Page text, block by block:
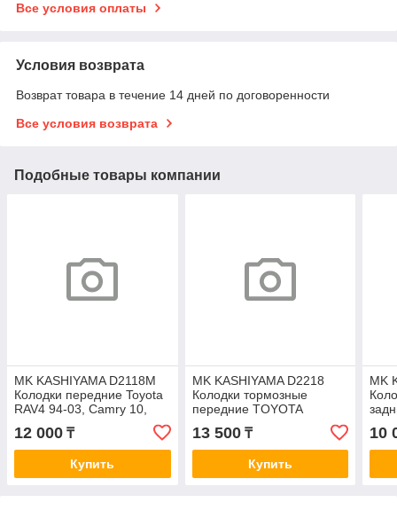
Все условия оплаты
Условия возврата
Возврат товара в течение 14 дней по договоренности
Все условия возврата
Подобные товары компании
MK KASHIYAMA D2118M
Колодки передние Toyota
RAV4 94-03, Camry 10,
Picnic, Carina E, Celica 93-
99, Chaser 92-96
12 000 ₸
Купить
MK KASHIYAMA D2218
Колодки тормозные
передние TOYOTA
HIGHLANDER MCU 08.03-
05.07
13 500₸
Купить
MK
-90
10